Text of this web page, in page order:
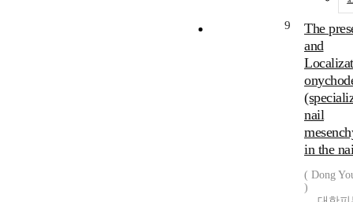
9
The
and
nail
in the
( Dong
)